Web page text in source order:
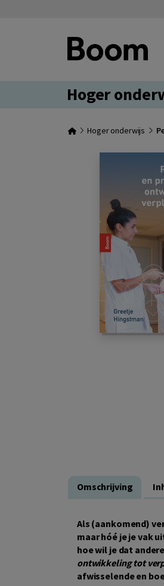
Hoger
Hoger onderwijs
Omschrijving
Als (aankomend)
maar hóé je je vak
hoe wil je dat
ontwikkeling tot
afwisselende en